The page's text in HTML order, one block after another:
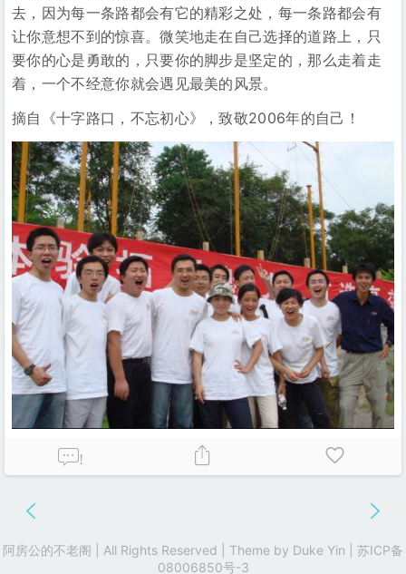
去，因为每一条路都会有它的精彩之处，每一条路都会有
让你意想不到的惊喜。微笑地走在自己选择的道路上，只
要你的心是勇敢的，只要你的脚步是坚定的，那么走着走
着，一个不经意你就会遇见最美的风景。
摘自《十字路口，不忘初心》，致敬2006年的自己！
!
阿房公的不老阁 | All Rights Reserved | Theme by Duke Yin
苏ICP备
08006850号-3